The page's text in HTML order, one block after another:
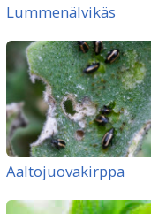
Lummenälvikäs
Aaltojuovakirppa